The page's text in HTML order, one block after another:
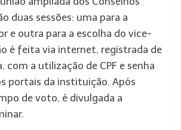
duas sessões: uma para a
e outra para a escolha do vice-
é feita via internet, registrada de
com a utilização de CPF e senha
portais da instituição. Após
de voto, é divulgada a